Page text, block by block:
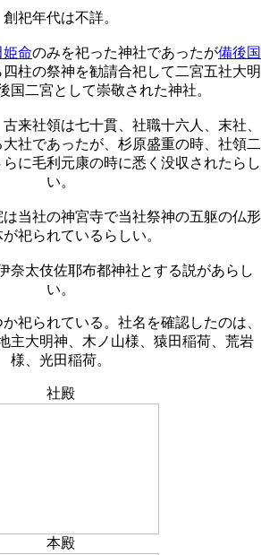
創祀年代は不詳。
姫命のみを祀った神社であったが備後国
四柱の祭神を勧請合祀して二宮五社大明
国二宮として崇敬された神社。
古来社領は七十貫、社職十六人、末社、
社であったが、杉原盛重の時、社領二
に毛利元康の時に悉く没収されたらし
い。
当社の神宮寺で当社祭神の五躯の仏形
祀られているらしい。
奈太伎佐耶布都神社とする説があらし
い。
祀られている。社名を確認したのは、
主大明神、木ノ山様、猿田稲荷、荒岩
様、光田稲荷。
社殿
本殿